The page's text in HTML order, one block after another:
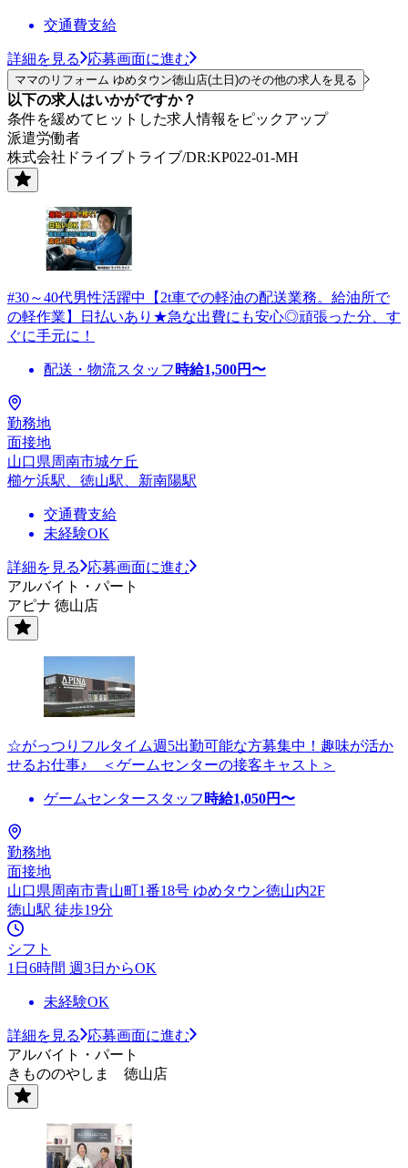
交通費支給
詳細を見る 応募画面に進む
ママのリフォーム ゆめタウン徳山店(土日)のその他の求人を見る
以下の求人はいかがですか？
条件を緩めてヒットした求人情報をピックアップ
派遣労働者
株式会社ドライブトライブ/DR:KP022-01-MH
#30～40代男性活躍中【2t車での軽油の配送業務。給油所で
の軽作業】日払いあり★急な出費にも安心◎頑張った分、す
ぐに手元に！
配送・物流スタッフ 時給1,500円〜
勤務地
面接地
山口県周南市城ケ丘
櫛ケ浜駅、徳山駅、新南陽駅
交通費支給
未経験OK
詳細を見る
応募画面に進む
アルバイト・パート
アピナ 徳山店
☆がっつりフルタイム週5出勤可能な方募集中！趣味が活か
せるお仕事♪ ＜ゲームセンターの接客キャスト＞
ゲームセンタースタッフ 時給1,050円〜
勤務地
面接地
山口県周南市青山町1番18号 ゆめタウン徳山内2F
徳山駅 徒歩19分
シフト
1日6時間 週3日からOK
未経験OK
詳細を見る
応募画面に進む
アルバイト・パート
きもののやしま 徳山店